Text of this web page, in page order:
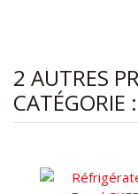
2 AUTRES
CATÉGORIE :